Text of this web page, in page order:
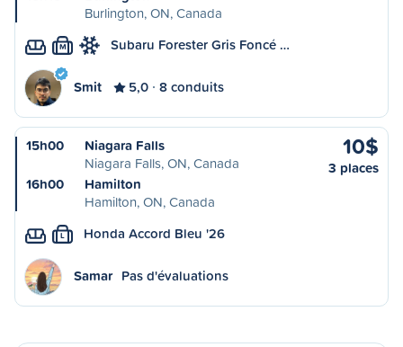
Burlington, ON, Canada
M Subaru Forester Gris Foncé …
Smit 5,0 8 conduits
15h00
Niagara Falls
Niagara Falls, ON, Canada
16h00
Hamilton
Hamilton, ON, Canada
10$
3 places
L Honda Accord Bleu '26
Samar Pas d'évaluations